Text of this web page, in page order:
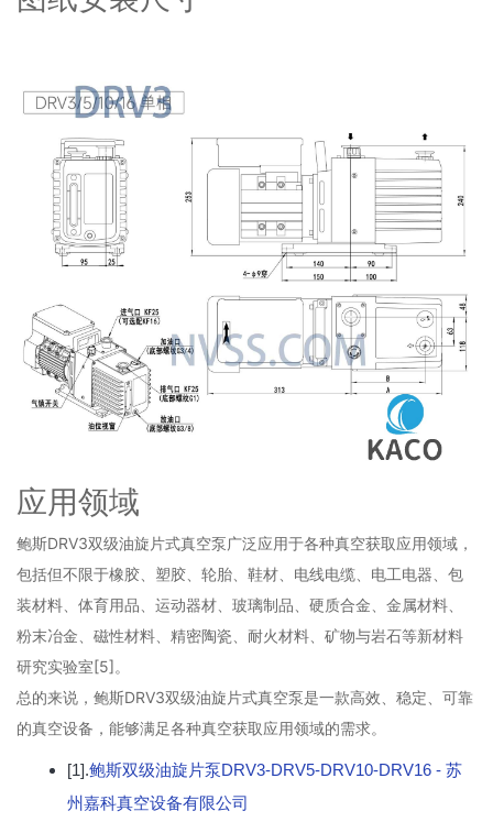
应用领域
鲍斯DRV3双级油旋片式真空泵广泛应用于各种真空获取应用领域，
包括但不限于橡胶、塑胶、轮胎、鞋材、电线电缆、电工电器、包
装材料、体育用品、运动器材、玻璃制品、硬质合金、金属材料、
粉末冶金、磁性材料、精密陶瓷、耐火材料、矿物与岩石等新材料
研究实验室[5]。
总的来说，鲍斯DRV3双级油旋片式真空泵是一款高效、稳定、可靠
的真空设备，能够满足各种真空获取应用领域的需求。
[1].鲍斯双级油旋片泵DRV3-DRV5-DRV10-DRV16 - 苏
州嘉科真空设备有限公司